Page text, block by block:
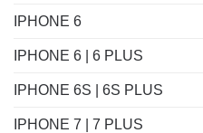
IPHONE 6
IPHONE 6 | 6 PLUS
IPHONE 6S | 6S PLUS
IPHONE 7 | 7 PLUS